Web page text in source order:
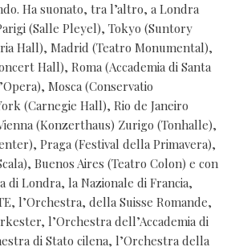
Ha suonato, tra l’altro, a Londra
(Salle Pleyel), Tokyo (Suntory
Hall), Madrid (Teatro Monumental),
Hall), Roma (Accademia di Santa
Mosca (Conservatio
(Carnegie Hall), Rio de Janeiro
(Konzerthaus) Zurigo (Tonhalle),
Praga (Festival della Primavera),
Buenos Aires (Teatro Colon) e con
di Londra, la Nazionale di Francia,
l’Orchestra, della Suisse Romande,
l’Orchestra dell’Accademia di
di Stato cilena, l’Orchestra della